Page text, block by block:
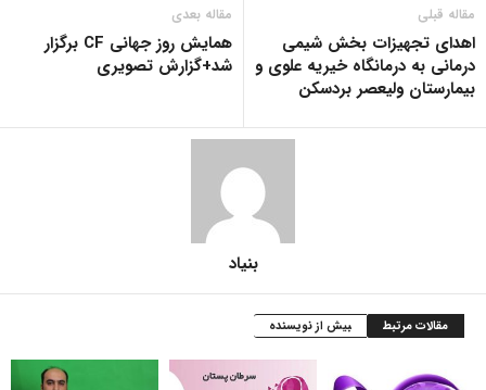
مقاله قبلی
اهدای تجهیزات بخش شیمی
درمانی به درمانگاه خیریه علوی و
بیمارستان ولیعصر بردسکن
مقاله بعدی
همایش روز جهانی CF برگزار
شد+گزارش تصویری
بنیاد
مقالات مرتبط بیش از نویسنده